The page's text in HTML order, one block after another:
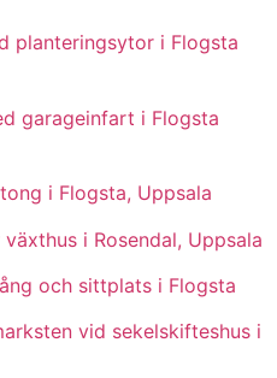
planteringsytor i Flogsta
garageinfart i Flogsta
i Flogsta, Uppsala
i Rosendal, Uppsala
och sittplats i Flogsta
vid sekelskifteshus i